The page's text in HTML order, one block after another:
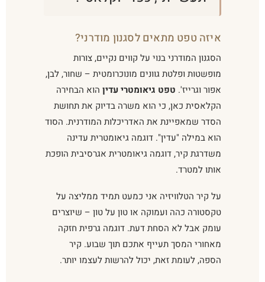
איזה טפט מתאים לסגנון מודרני?
הסגנון המודרני בנוי על קווים נקיים, צורות
מופשטות ופלטת גוונים מונוכרומטית – שחור, לבן,
אפור וגרייז'. טפט גיאומטרי עדין הוא הבחירה
הקלאסית כאן, כי הוא משרה בדיוק את תחושת
הסדר שמאפיינת את האדריכלות המודרנית. הסוד
הוא במילה "עדין". דוגמה גיאומטרית עדינה
משדרגת קיר, דוגמה גיאומטרית אגרסיבית הופכת
אותו למטרד.
על קיר הטלוויזיה אני כמעט תמיד ממליצה על
טקסטורה כהה ועמוקה או טון על טון – שיוצרים
עומק אבל לא הסחת דעת. דוגמה גרפית חזקה
מאחורי המסך תעייף אתכם תוך שבוע. קיר
הספה, לעומת זאת, יכול להרשות לעצמו יותר.